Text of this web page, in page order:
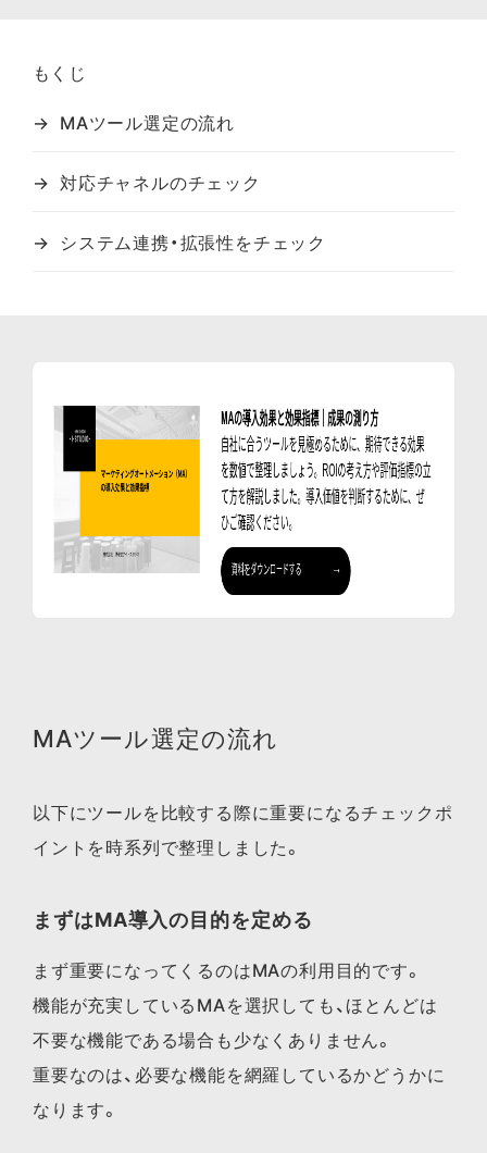
もくじ
MAツール選定の流れ
対応チャネルのチェック
システム連携・拡張性をチェック
MAツール選定の流れ
以下にツールを比較する際に重要になるチェックポ
イントを時系列で整理しました。
まずはMA導入の目的を定める
まず重要になってくるのはMAの利用目的です。
機能が充実しているMAを選択しても、ほとんどは
不要な機能である場合も少なくありません。
重要なのは、必要な機能を網羅しているかどうかに
なります。